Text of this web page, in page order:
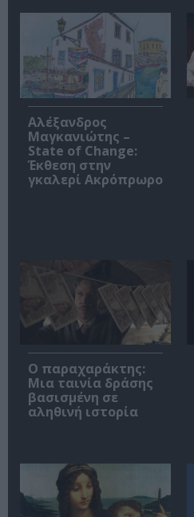
Αλέξανδρος
Μαγκανιώτης –
State of Change:
Έκθεση στην
γκαλερί Ακρόπρωρο
Ο παραχαράκτης:
Μια ταινία δράσης
βασισμένη σε
αληθινή ιστορία